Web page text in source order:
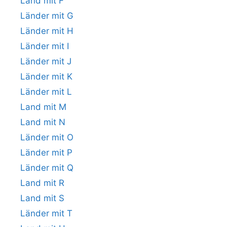
Länder mit G
Länder mit H
Länder mit I
Länder mit J
Länder mit K
Länder mit L
Land mit M
Land mit N
Länder mit O
Länder mit P
Länder mit Q
Land mit R
Land mit S
Länder mit T